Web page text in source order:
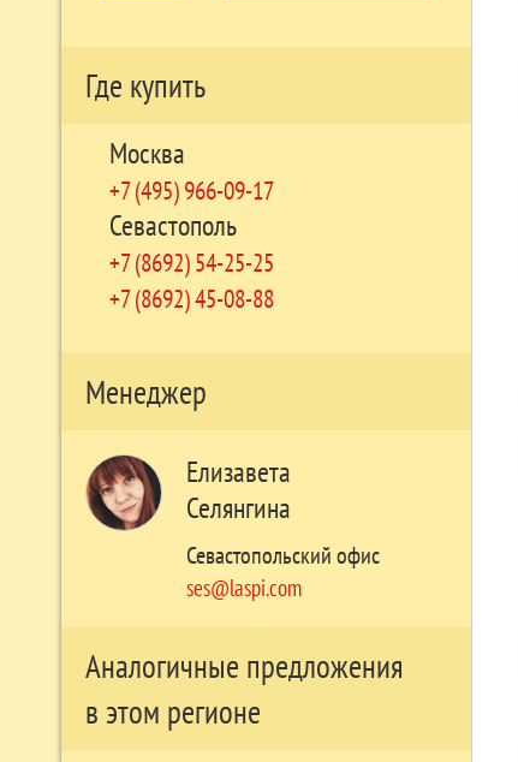
Где купить
Москва
+7 (495) 966-09-17
Севастополь
+7 (8692) 54-25-25
+7 (8692) 45-08-88
Менеджер
Елизавета
Селянгина
Севастопольский офис
ses@laspi.com
Аналогичные предложения
в этом регионе